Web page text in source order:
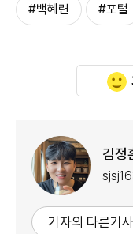
#백혜련 #포털
김정
기자의 다른기사